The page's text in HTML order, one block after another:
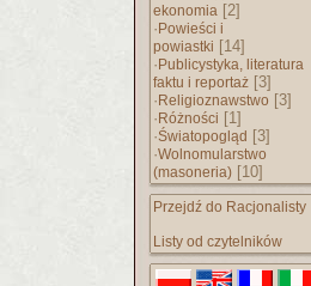
ekonomia [2]
· Powieści i
powiastki [14]
· Publicystyka, literatura
faktu i reportaż [3]
· Religioznawstwo [3]
· Różności [1]
·Światopogląd [3]
·Wolnomularstwo
(masoneria) [10]
Przejdź do Racjonalisty
Listy od czytelników